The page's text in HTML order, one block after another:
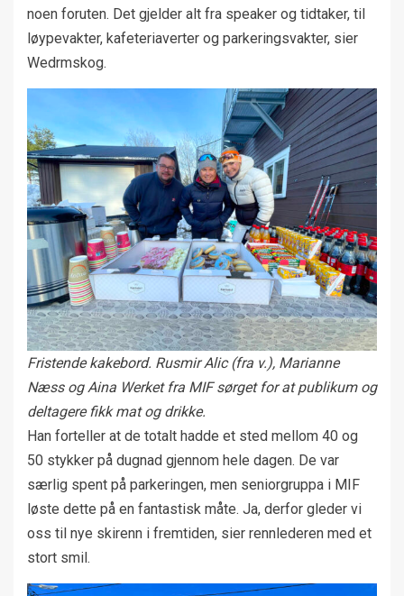
noen foruten. Det gjelder alt fra speaker og tidtaker, til
løypevakter, kafeteriaverter og parkeringsvakter, sier
Wedrmskog.
Fristende kakebord. Rusmir Alic (fra v.), Marianne
Næss og Aina Werket fra MIF sørget for at publikum og
deltagere fikk mat og drikke.
Han forteller at de totalt hadde et sted mellom 40 og
50 stykker på dugnad gjennom hele dagen. De var
særlig spent på parkeringen, men seniorgruppa i MIF
løste dette på en fantastisk måte. Ja, derfor gleder vi
oss til nye skirenn i fremtiden, sier rennlederen med et
stort smil.